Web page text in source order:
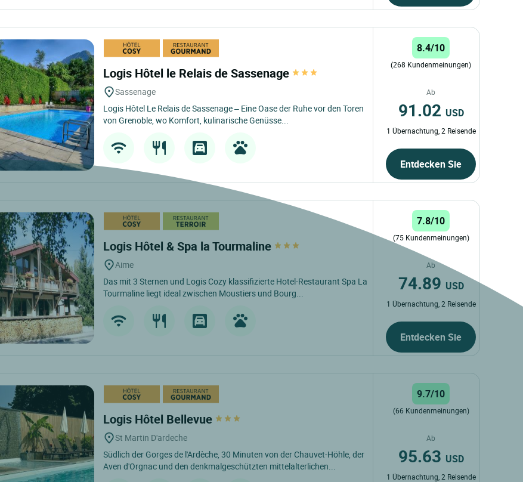
Logis Hôtel le Relais de Sassenage
Sassenage
Logis Hôtel Le Relais de Sassenage – Eine Oase der Ruhe vor den Toren
von Grenoble, wo Komfort, kulinarische Genüsse...
8.4/10
(268 Kundenmeinungen)
Ab
91.02 USD
1 Übernachtung, 2 Reisende
Entdecken Sie
Logis Hôtel & Spa la Tourmaline
Aime
Das mit 3 Sternen und Logis Cozy klassifizierte Hotel-Restaurant Spa La
Tourmaline liegt ideal zwischen Moustiers und Bourg...
7.8/10
(75 Kundenmeinungen)
Ab
74.89 USD
1 Übernachtung, 2 Reisende
Entdecken Sie
Logis Hôtel Bellevue
St Martin D'ardeche
Südlich der Gorges de l'Ardèche, 30 Minuten von der Chauvet-Höhle, der
Aven d'Orgnac und den denkmalgeschützten mittelalterlichen...
9.7/10
(66 Kundenmeinungen)
Ab
95.63 USD
1 Übernachtung, 2 Reisende